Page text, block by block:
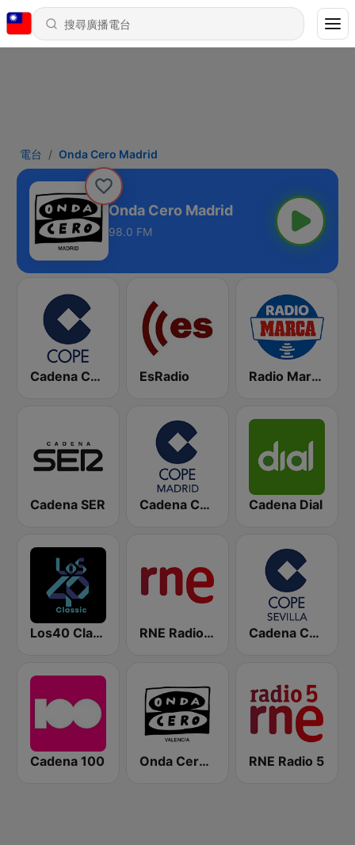
電台 Onda Cero Madrid
Onda Cero Madrid
98.0 FM
Cadena COPE EsRadio Radio Marca Nacional
Cadena SER Cadena COPE Madrid Cadena Dial
Los40 Classic RNE Radio Nacional Cadena COPE Sevilla
Cadena 100 Onda Cero Valencia RNE Radio 5